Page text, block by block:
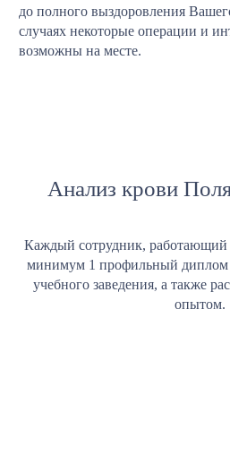
до полного выздоровления
случаях некоторые операции и
возможны на месте.
Анализ крови
Каждый сотрудник,
минимум 1 профильный диплом
учебного заведения, а также
опытом.